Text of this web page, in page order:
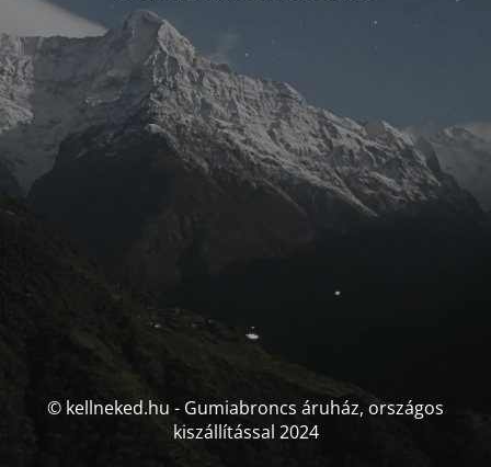
© kellneked.hu - Gumiabroncs áruház, országos
kiszállítással 2024